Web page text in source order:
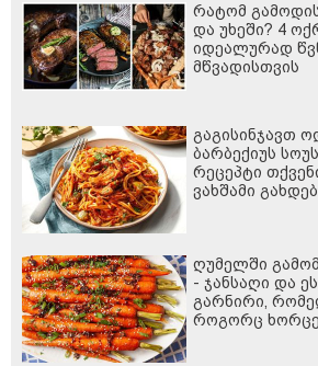
რატომ
და უხეში? 4
იდეალურად
მწვადისთვის
გაგისინჯავთ
ბარბექიუს
რეცეპტი
ვახშამი
ღუმელში
- ჯანსაღი და
გარნირი,
როგორც